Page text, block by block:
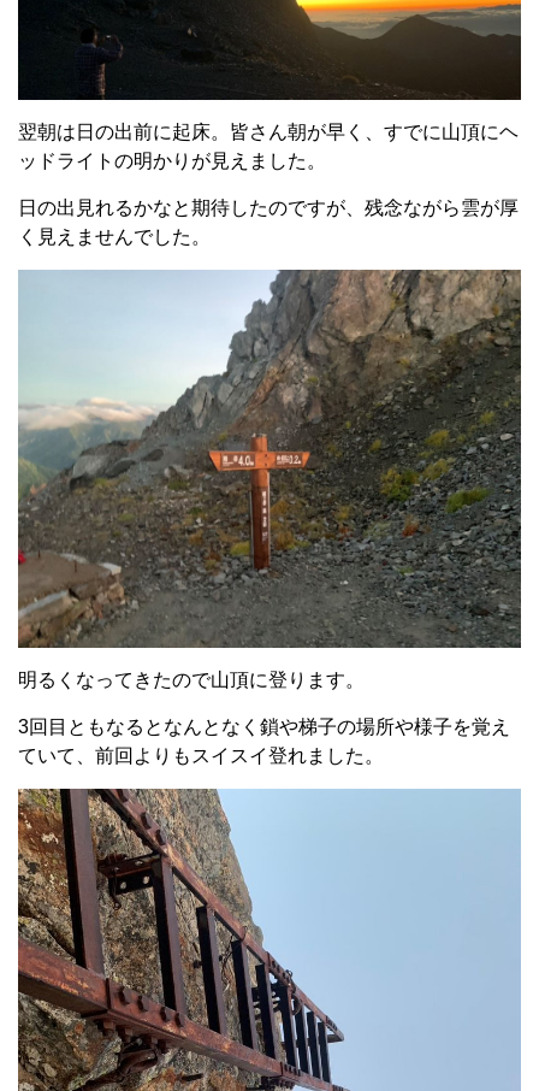
翌朝は日の出前に起床。皆さん朝が早く、すでに山頂にヘ
ッドライトの明かりが見えました。
日の出見れるかなと期待したのですが、残念ながら雲が厚
く見えませんでした。
明るくなってきたので山頂に登ります。
3回目ともなるとなんとなく鎖や梯子の場所や様子を覚え
ていて、前回よりもスイスイ登れました。